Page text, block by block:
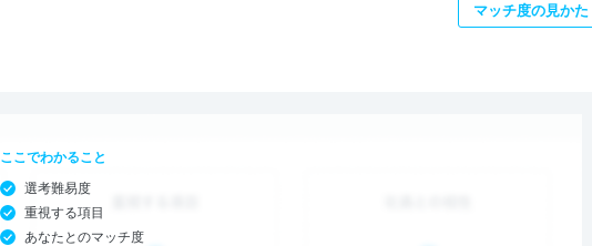
マッチ度の見かた
ここでわかること
選考難易度
重視する項目
あなたとのマッチ度